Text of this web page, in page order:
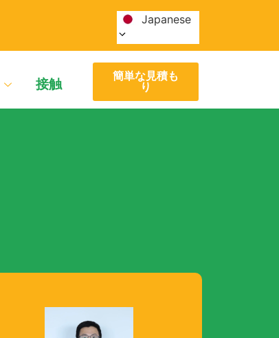
Japanese
接触 簡単な見積も
り